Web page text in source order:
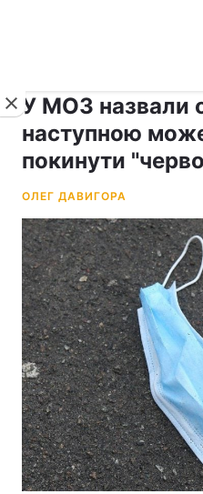
У МОЗ назвали
наступною
покинути
ОЛЕГ ДАВИГОРА